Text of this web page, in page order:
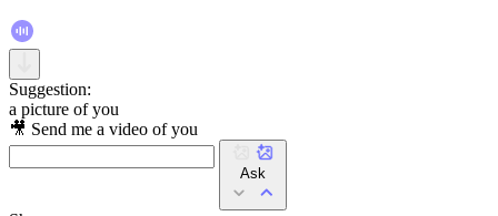
Suggestion:
a picture of you
🎥 Send me a video of you
Ask